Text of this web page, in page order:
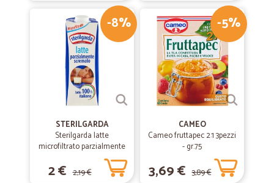
-8%
STERILGARDA
Sterilgarda latte
microfiltrato parzialmente
2 € 2,19 €
-5%
CAMEO
Cameo fruttapec 2:1 3pezzi
- gr.75
3,69 € 3,89 €